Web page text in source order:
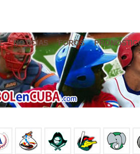
NOTICIAS FOROS